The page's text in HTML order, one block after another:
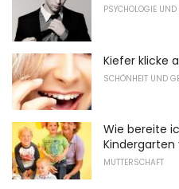
PSYCHOLOGIE
Kiefer klicke
SCHÖNHEIT UND
Wie bereite
Kindergarten
MUTTERSCHAFT